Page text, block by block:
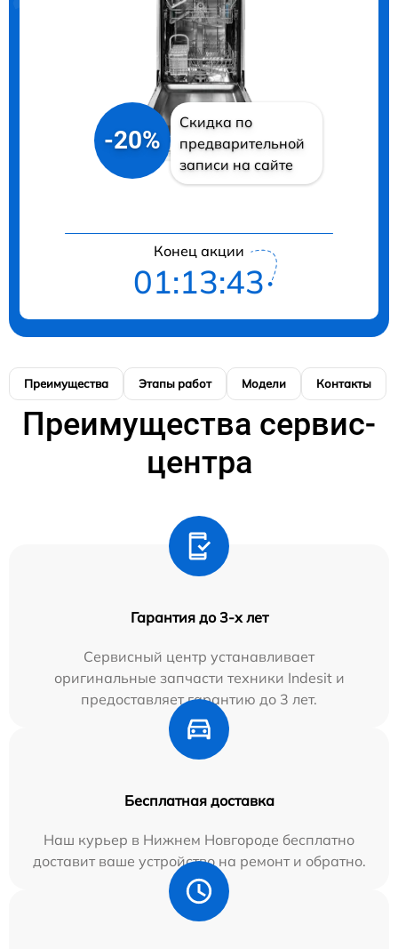
-20%
Скидка по
предварительной
записи на сайте
Конец акции
01:13:42
Преимущества Этапы работ Модели Контакты
Преимущества сервис-
центра
Гарантия до 3-х лет
Сервисный центр устанавливает
оригинальные запчасти техники Indesit и
предоставляет гарантию до 3 лет.
Бесплатная доставка
Наш курьер в Нижнем Новгороде бесплатно
доставит ваше устройство на ремонт и обратно.